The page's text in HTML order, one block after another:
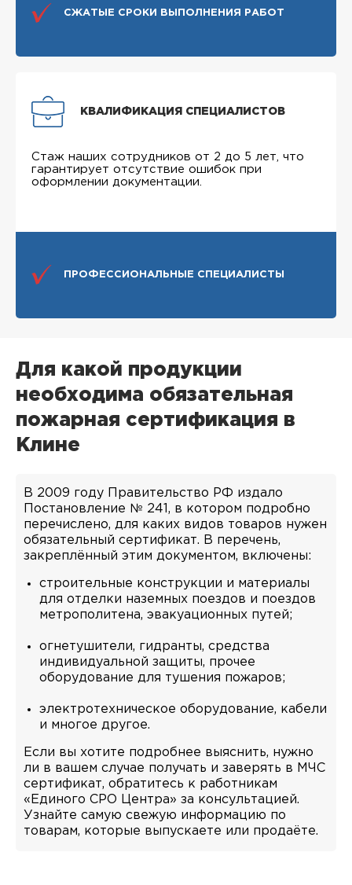
СЖАТЫЕ СРОКИ ВЫПОЛНЕНИЯ РАБОТ
КВАЛИФИКАЦИЯ СПЕЦИАЛИСТОВ
Стаж наших сотрудников от 2 до 5 лет, что
гарантирует отсутствие ошибок при
оформлении документации.
ПРОФЕССИОНАЛЬНЫЕ СПЕЦИАЛИСТЫ
Для какой продукции
необходима обязательная
пожарная сертификация в
Клине
В 2009 году Правительство РФ издало
Постановление № 241, в котором подробно
перечислено, для каких видов товаров нужен
обязательный сертификат. В перечень,
закреплённый этим документом, включены:
строительные конструкции и материалы
для отделки наземных поездов и поездов
метрополитена, эвакуационных путей;
огнетушители, гидранты, средства
индивидуальной защиты, прочее
оборудование для тушения пожаров;
электротехническое оборудование, кабели
и многое другое.
Если вы хотите подробнее выяснить, нужно
ли в вашем случае получать и заверять в МЧС
сертификат, обратитесь к работникам
«Единого СРО Центра» за консультацией.
Узнайте самую свежую информацию по
товарам, которые выпускаете или продаёте.